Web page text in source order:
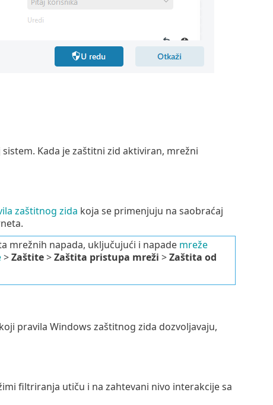
Kada je zaštitni zid aktiviran, mrežni
zaštitnog zida koja se primenjuju na saobraćaj
mrežnih napada, uključujući i napade mreže
>Zaštite>Zaštita pristupa mreži >Zaštita od
pravila Windows zaštitnog zida dozvoljavaju,
filtriranja utiču i na zahtevani nivo interakcije sa